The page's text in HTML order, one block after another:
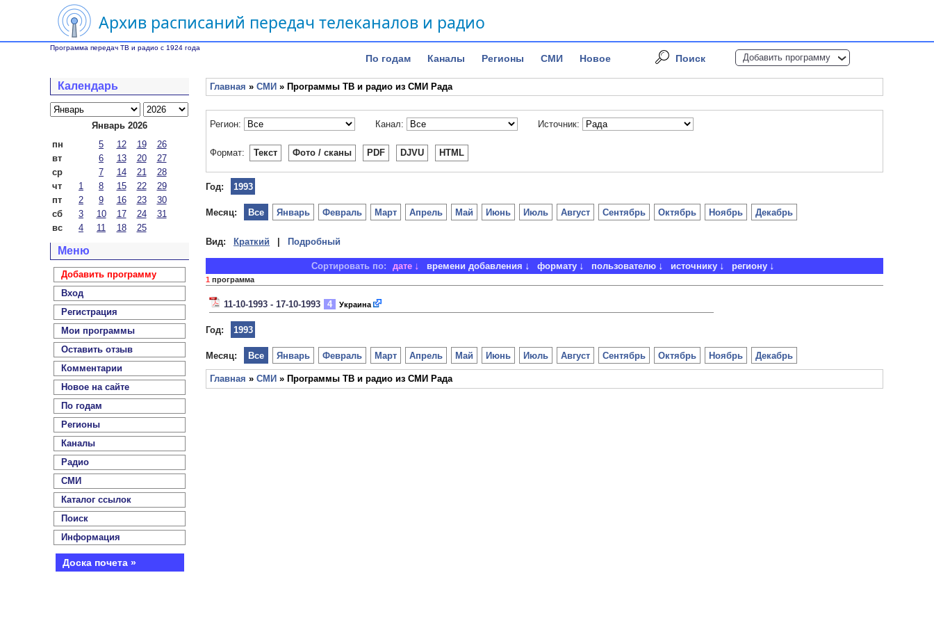
Архив расписаний передач телеканалов и радио
Программа передач ТВ и радио с 1924 года
По годам Каналы Регионы СМИ Новое Поиск Добавить программу
Календарь
Январь 2026
пн
5 12 19
26
вт
6 13 20
27
ср
7 14 21
28
чт
1 8 15 22
29
пт
2 9 16 23
30
сб
3 10 17 24
31
вс
4 11 18 25
Меню
Добавить программу
Вход
Регистрация
Мои программы
Оставить отзыв
Комментарии
Новое на сайте
По годам
Регионы
Каналы
Радио
СМИ
Каталог ссылок
Поиск
Информация
Доска почета »
Главная » СМИ » Программы ТВ и радио из СМИ Рада
Регион: Канал: Источник:
Формат: Текст Фото / сканы PDF DJVU HTML
Год: 1993
Месяц: Январь Февраль Март Апрель Май Июнь Июль Август Сентябрь Октябрь Ноябрь Декабрь
Все
Вид: Краткий Подробный
Сортировать по: дате времени добавления формату пользователю источнику региону
1 программа
11-10-1993 - 17-10-1993 4 Украина
Год: 1993
Месяц: Январь Февраль Март Апрель Май Июнь Июль Август Сентябрь Октябрь Ноябрь Декабрь
Все
Главная » СМИ » Программы ТВ и радио из СМИ Рада